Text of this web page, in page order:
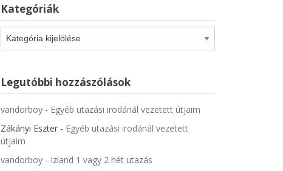
Kategóriák
Legutóbbi hozzászólások
vandorboy- Egyéb utazási irodánál vezetett útjaim
Zákányi Eszter- Egyéb utazási irodánál vezetett
útjaim
vandorboy- Izland 1 vagy 2 hét utazás